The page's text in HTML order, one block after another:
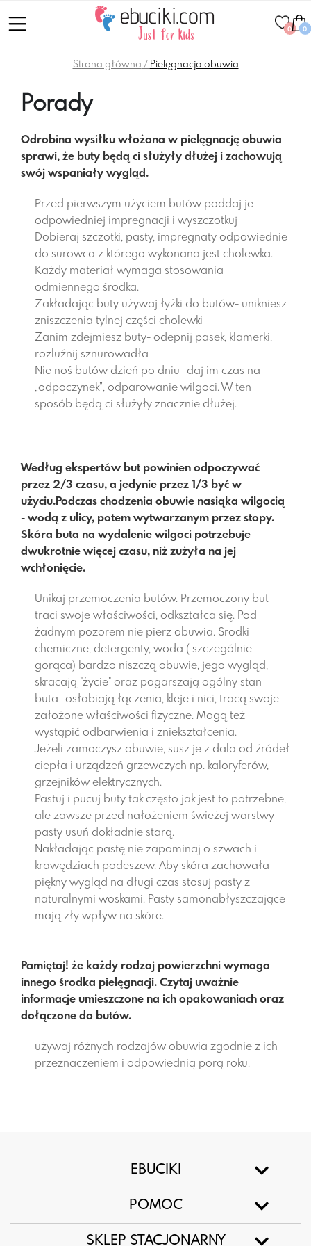
0 0
Strona główna Pielęgnacja obuwia
Porady
Odrobina wysiłku włożona w pielęgnację obuwia
sprawi, że buty będą ci służyły dłużej i zachowują
swój wspaniały wygląd.
Przed pierwszym użyciem butów poddaj je
odpowiedniej impregnacji i wyszczotkuj
Dobieraj szczotki, pasty, impregnaty odpowiednie
do surowca z którego wykonana jest cholewka.
Każdy materiał wymaga stosowania
odmiennego środka.
Zakładając buty używaj łyżki do butów- unikniesz
zniszczenia tylnej części cholewki
Zanim zdejmiesz buty- odepnij pasek, klamerki,
rozluźnij sznurowadła
Nie noś butów dzień po dniu- daj im czas na
„odpoczynek”, odparowanie wilgoci. W ten
sposób będą ci służyły znacznie dłużej.
Według ekspertów but powinien odpoczywać
przez 2/3 czasu, a jedynie przez 1/3 być w
użyciu.Podczas chodzenia obuwie nasiąka wilgocią
- wodą z ulicy, potem wytwarzanym przez stopy.
Skóra buta na wydalenie wilgoci potrzebuje
dwukrotnie więcej czasu, niż zużyła na jej
wchłonięcie.
Unikaj przemoczenia butów. Przemoczony but
traci swoje właściwości, odkształca się. Pod
żadnym pozorem nie pierz obuwia. Srodki
chemiczne, detergenty, woda ( szczególnie
gorąca) bardzo niszczą obuwie, jego wygląd,
skracają "życie" oraz pogarszają ogólny stan
buta- osłabiają łączenia, kleje i nici, tracą swoje
założone właściwości fizyczne. Mogą też
wystąpić odbarwienia i zniekształcenia.
Jeżeli zamoczysz obuwie, susz je z dala od źródeł
ciepła i urządzeń grzewczych np. kaloryferów,
grzejników elektrycznych.
Pastuj i pucuj buty tak często jak jest to potrzebne,
ale zawsze przed nałożeniem świeżej warstwy
pasty usuń dokładnie starą.
Nakładając pastę nie zapominaj o szwach i
krawędziach podeszew. Aby skóra zachowała
piękny wygląd na długi czas stosuj pasty z
naturalnymi woskami. Pasty samonabłyszczające
mają zły wpływ na skóre.
Pamiętaj! że każdy rodzaj powierzchni wymaga
innego środka pielęgnacji. Czytaj uważnie
informacje umieszczone na ich opakowaniach oraz
dołączone do butów.
używaj różnych rodzajów obuwia zgodnie z ich
przeznaczeniem i odpowiednią porą roku.
EBUCIKI
POMOC
SKLEP STACJONARNY